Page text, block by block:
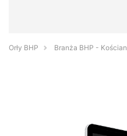
Orły BHP Branża BHP - Kościan